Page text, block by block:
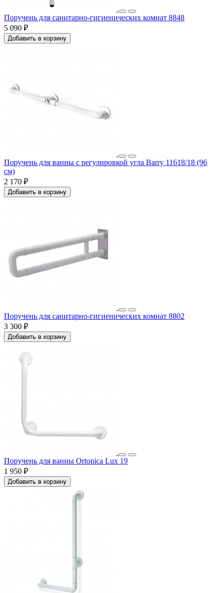
Поручень для санитарно-гигиенических комнат 8848
5 090 ₽
Добавить в корзину
Поручень для ванны с регулировкой угла Barry 11618/18 (96
см)
2 170 ₽
Добавить в корзину
Поручень для санитарно-гигиенических комнат 8802
3 300 ₽
Добавить в корзину
Поручень для ванны Ortonica Lux 19
1 950 ₽
Добавить в корзину